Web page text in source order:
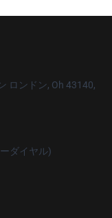
ロンドン, Oh 43140,
ダイヤル)